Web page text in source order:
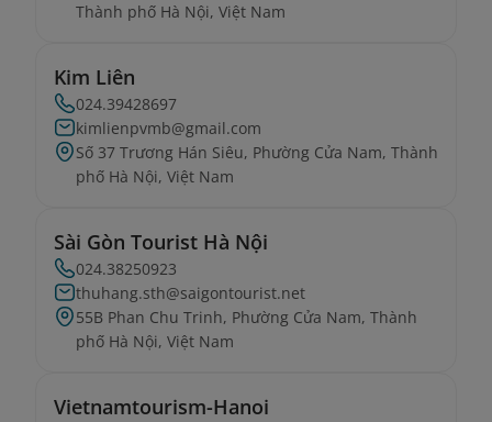
Thành phố Hà Nội, Việt Nam
Kim Liên
024.39428697
kimlienpvmb@gmail.com
Số 37 Trương Hán Siêu, Phường Cửa Nam, Thành
phố Hà Nội, Việt Nam
Sài Gòn Tourist Hà Nội
024.38250923
thuhang.sth@saigontourist.net
55B Phan Chu Trinh, Phường Cửa Nam, Thành
phố Hà Nội, Việt Nam
Vietnamtourism-Hanoi